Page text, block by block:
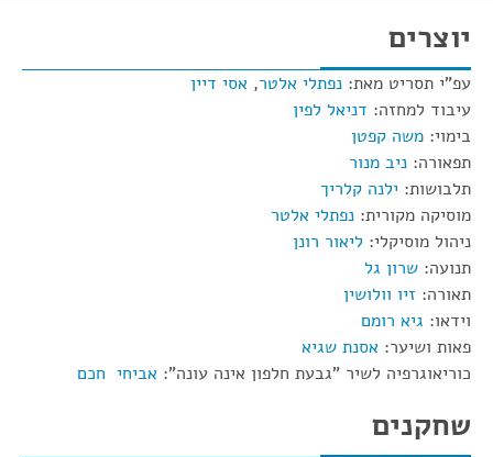
יוצרים
עפ"י תסריט מאת: נפתלי אלטר, אסי דיין
עיבוד למחזה: דניאל לפין
בימוי: משה קפטן
תפאורה: ניב מנור
תלבושות: ילנה קלריך
מוסיקה מקורית: נפתלי אלטר
ניהול מוסיקלי: ליאור רונן
תנועה: שרון גל
תאורה: זיו וולושין
וידאו: גיא רומם
פאות ושיער: אסנת שגיא
כוריאוגרפיה לשיר "גבעת חלפון אינה עונה": אביחי חכם
שחקנים